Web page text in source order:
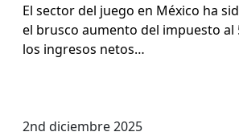
El sec­tor del juego en Méx­i­co ha
el brus­co aumen­to del impuesto al
los ingre­sos netos…
2nd diciembre 2025